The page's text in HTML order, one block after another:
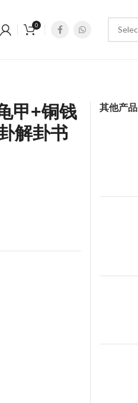
0
甲+铜钱
解卦书
其他产品